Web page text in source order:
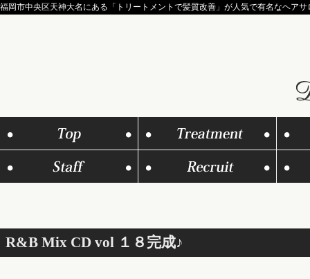
福岡市中央区天神大名にある「トリートメントで髪質改善」が人気で有名なヘア
R&B Mix CD vol １８完成♪